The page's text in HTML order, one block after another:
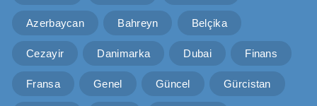
Azerbaycan Bahreyn Belçika
Cezayir Danimarka Dubai Finans
Fransa Genel Güncel Gürcistan